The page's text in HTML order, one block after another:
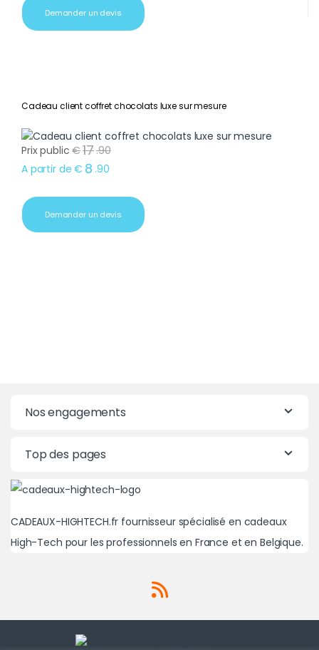
Demander un devis
Cadeau client coffret chocolats luxe sur mesure
Prix public €17.90
A partir de € 8 .90
Demander un devis
Nos engagements
Top des pages
CADEAUX-HIGHTECH.fr fournisseur spécialisé en cadeaux
High-Tech pour les professionnels en France et en Belgique.